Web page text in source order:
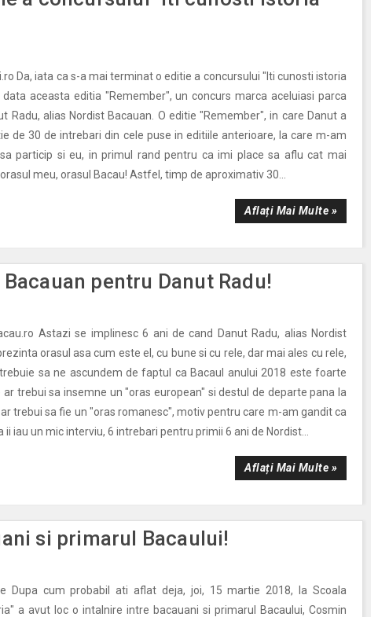
Da, iata ca s-a mai terminat o editie a concursului "Iti cunosti istoria
data aceasta editia "Remember", un concurs marca aceluiasi parca
Radu, alias Nordist Bacauan. O editie "Remember", in care Danut a
de 30 de intrebari din cele puse in editiile anterioare, la care m-am
particip si eu, in primul rand pentru ca imi place sa aflu cat mai
meu, orasul Bacau! Astfel, timp de aproximativ 30...
Aflați Mai Multe »
pentru Danut Radu!
Astazi se implinesc 6 ani de cand Danut Radu, alias Nordist
orasul asa cum este el, cu bune si cu rele, dar mai ales cu rele,
sa ne ascundem de faptul ca Bacaul anului 2018 este foarte
trebui sa insemne un "oras european" si destul de departe pana la
trebui sa fie un "oras romanesc", motiv pentru care m-am gandit ca
iau un mic interviu, 6 intrebari pentru primii 6 ani de Nordist...
Aflați Mai Multe »
si primarul Bacaului!
Dupa cum probabil ati aflat deja, joi, 15 martie 2018, la Scoala
a avut loc o intalnire intre bacauani si primarul Bacaului, Cosmin